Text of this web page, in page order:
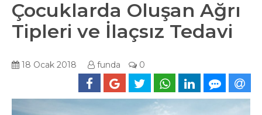
Çocuklarda Oluşan Ağrı
Tipleri ve İlaçsız Tedavi
18 Ocak 2018 funda 0